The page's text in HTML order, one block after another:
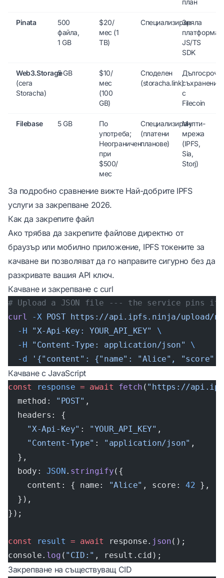
план
Pinata
500
файла,
1 GB
$20/
мес (1
TB)
СпециализиранЗряла
платформа,
JS/TS
SDK
Web3.Storage
(сега
Storacha)
5 GB
$10/
мес
(100
GB)
Споделен
(storacha.link)съхранение
с
Filecoin
Filebase 5 GB
По
употреба;
Неограничен
при
$500/
мес
Специализиран
(платени
планове)
Мулти-
мрежа
(IPFS,
Sia,
Storj)
За подробно сравнение вижте Най-добрите IPFS
услуги за закрепване 2026.
Как да закрепите файл
Ако трябва да закрепите файлове директно от
браузър или мобилно приложение, IPFS токените за
качваневи позволяват да го направите сигурно без да
разкривате вашия API ключ.
Качване и закрепване с curl
# Upload a JSON file --- the service pins it
curl -X POST https://api.ipfs.ninja/upload/
  -H
"X-Api-Key: YOUR_API_KEY"
\
  -H
"Content-Type: application/json"
\
  -d
'{"content": {"name": "Alice", "score":
Качване с JavaScript
const response = await fetch ( "https://
  method:
"POST" ,
  headers: {
    "X-Api-Key"
: "YOUR_API_KEY" ,
    "Content-Type"
: "application/json" ,
  },
  body:
JSON. stringify({
    content: { name:
"Alice" , score: 42 },
  }),
});
const result = await response. json();
console. log ( "CID:" , result.cid);
Закрепване на съществуващ CID